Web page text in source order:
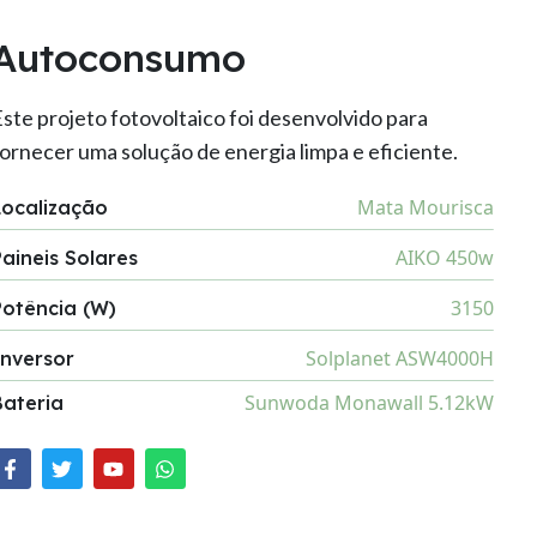
projeto fotovoltaico foi desenvolvido para
uma solução de energia limpa e eficiente.
Mata Mourisca
Solares AIKO 450w
(W) 3150
Solplanet ASW4000H
Sunwoda Monawall 5.12kW